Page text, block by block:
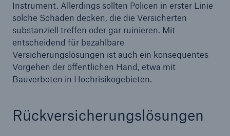
Instrument. Allerdings sollten Policen in erster Linie
solche Schäden decken, die die Versicherten
substanziell treffen oder gar ruinieren. Mit
entscheidend für bezahlbare
Versicherungslösungen ist auch ein konsequentes
Vorgehen der öffentlichen Hand, etwa mit
Bauverboten in Hochrisikogebieten.
Rückversicherungslösungen